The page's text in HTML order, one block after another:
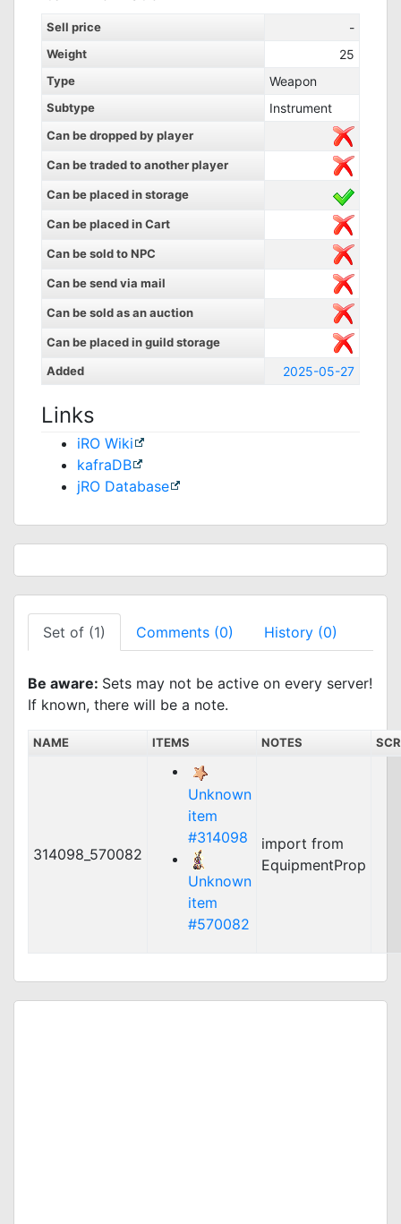
Sell price -
Weight 25
Type Weapon
Subtype Instrument
Can be dropped by player
Can be traded to another player
Can be placed in storage
Can be placed in Cart
Can be sold to NPC
Can be send via mail
Can be sold as an auction
Can be placed in guild storage
Added
2025-05-27
Links
iRO Wiki
kafraDB
jRO Database
Set of (1) Comments (0) History (0)
Be aware: Sets may not be active on every server!
If known, there will be a note.
NAME ITEMS NOTES
314098_570082
Unknown
item
#314098
Unknown
item
#570082
import from
EquipmentProp